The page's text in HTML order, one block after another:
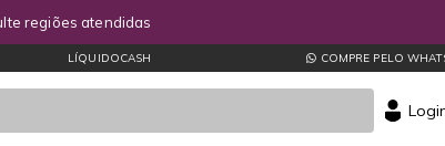
regiões atendidas
LÍQUIDOCASH COMPRE PELO